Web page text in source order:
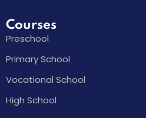
Courses
Preschool
Primary School
Vocational School
High School